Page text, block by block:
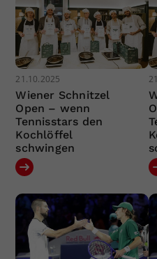
21.10.2025
Wiener Schnitzel
Open – wenn
Tennisstars den
Kochlöffel
schwingen